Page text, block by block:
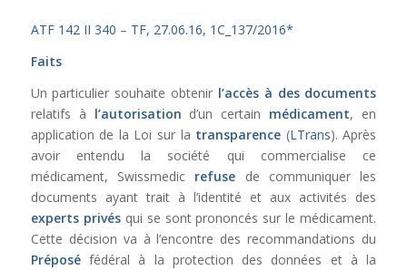
ATF 142 II 340 – TF, 27.06.16, 1C_137/2016*
Faits
Un particulier souhaite obtenir l’accès à des documents
relatifs à l’autorisation d’un certain médicament, en
application de la Loi sur la transparence (LTrans). Après
avoir entendu la société qui commercialise ce
médicament, Swissmedic refuse de communiquer les
documents ayant trait à l’identité et aux activités des
experts privésqui se sont prononcés sur le médicament.
Cette décision va à l’encontre des recommandations du
Préposéfédéral à la protection des données et à la